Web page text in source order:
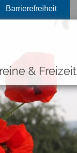
Barrierefreiheit
& Freizeit